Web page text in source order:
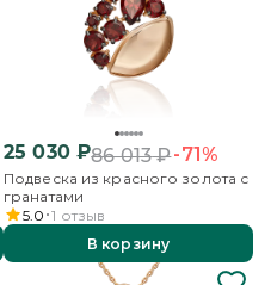
25 030₽86 013₽-71%
Подвеска из красного золота с
гранатами
5.0 1 отзыв
В корзину